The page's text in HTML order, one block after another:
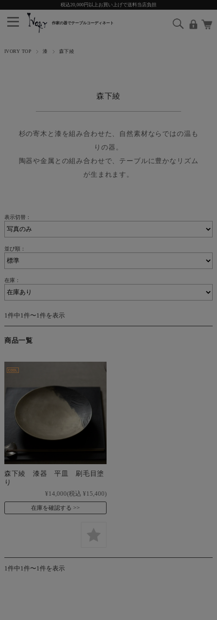
税込20,000円以上お買い上げで送料当店負担
IVORY TOP 漆 森下綾
森下綾
杉の寄木と漆を組み合わせた、自然素材ならではの温も
りの器。
陶器や金属との組み合わせで、テーブルに豊かなリズム
が生まれます。
表示切替：
並び順：
在庫：
1件中1件〜1件を表示
商品一覧
森下綾 漆器 平皿 刷毛目塗
り
¥14,000(税込 ¥15,400)
在庫を確認する
1件中1件〜1件を表示